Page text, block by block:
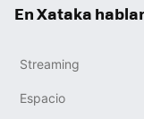
En Xataka
Streaming
Espacio